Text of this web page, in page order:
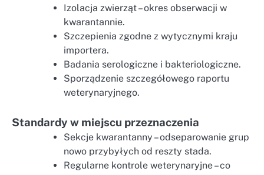
Izolacja zwierząt – okres obserwacji w
kwarantannie.
Szczepienia zgodne z wytycznymi kraju
importera.
Badania serologiczne i bakteriologiczne.
Sporządzenie szczegółowego raportu
weterynaryjnego.
Standardy w miejscu przeznaczenia
Sekcje kwarantanny – odseparowanie grup
nowo przybyłych od reszty stada.
Regularne kontrole weterynaryjne – co